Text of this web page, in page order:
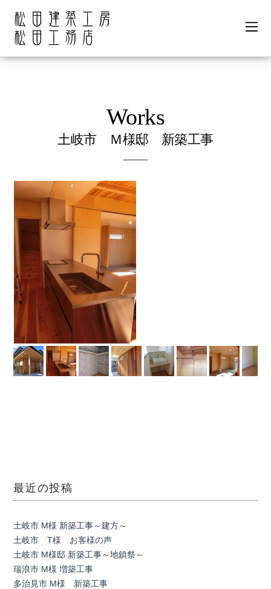
土岐市 Ｍ様邸 新築工事
最近の投稿
土岐市 M様 新築工事～建方～
土岐市 T様 お客様の声
土岐市 M様邸 新築工事～地鎮祭～
瑞浪市 M様 増築工事
多治見市 M様 新築工事